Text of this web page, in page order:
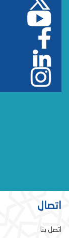
اتصال
اتصل بنا